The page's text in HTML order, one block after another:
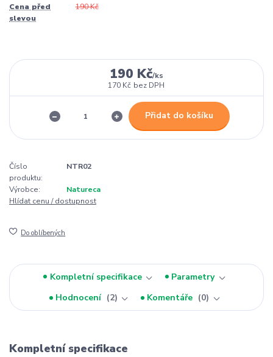
Cena před
slevou
190 Kč
190 Kč/ks
170 Kč bez DPH
Přidat do košíku
Číslo
produktu:
NTR02
Výrobce:
Natureca
Hlídat cenu / dostupnost
Do oblíbených
Kompletní specifikace
Parametry
Hodnocení
2 Komentáře 0
Kompletní specifikace